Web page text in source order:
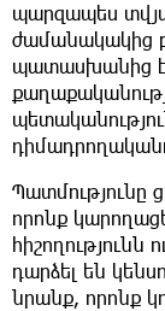
պարզապես
ժամանակակից
պատասխանից է
Պատմությունը
որոնք
դարձել են
նրանք, որոնք